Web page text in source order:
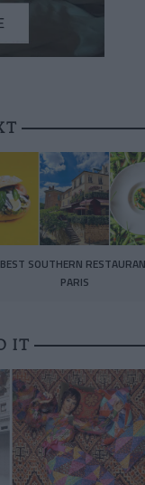
SOUTHERN
PARIS
IT